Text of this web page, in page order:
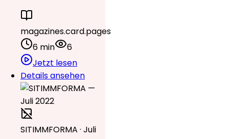
magazines.card.pages
6 min
6
Jetzt lesen
Details ansehen
SITIMMFORMA · Juli